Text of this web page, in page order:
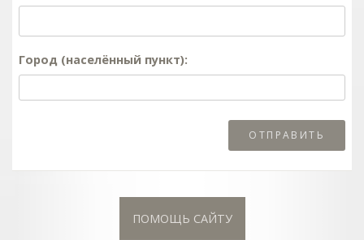
Город (населённый пункт):
ПОМОЩЬ САЙТУ